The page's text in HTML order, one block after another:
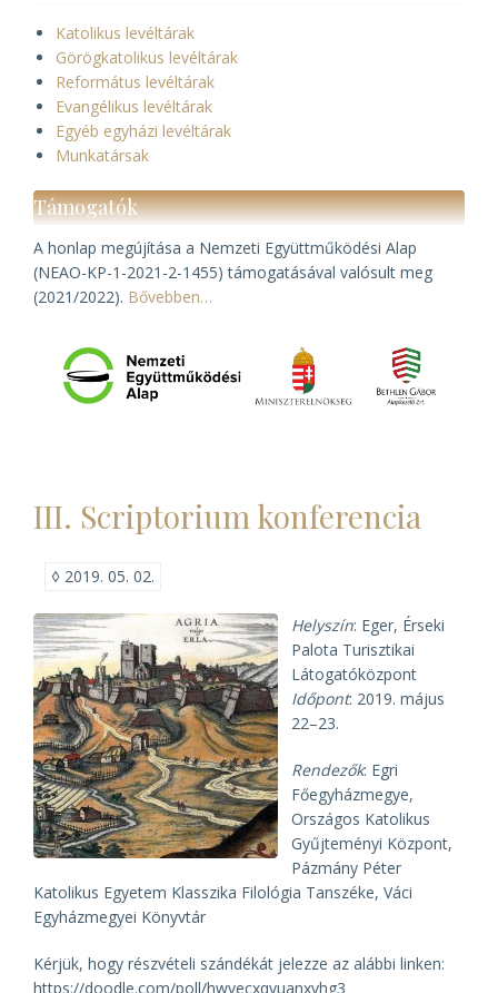
Katolikus levéltárak
Görögkatolikus levéltárak
Református levéltárak
Evangélikus levéltárak
Egyéb egyházi levéltárak
Munkatársak
Támogatók
A honlap megújítása a Nemzeti Együttműködési Alap
(NEAO-KP-1-2021-2-1455) támogatásával valósult meg
(2021/2022). Bővebben…
III. Scriptorium konferencia
◊ 2019. 05. 02.
Helyszín: Eger, Érseki
Palota Turisztikai
Látogatóközpont
Időpont: 2019. május
22–23.
Rendezők: Egri
Főegyházmegye,
Országos Katolikus
Gyűjteményi Központ,
Pázmány Péter
Katolikus Egyetem Klasszika Filológia Tanszéke, Váci
Egyházmegyei Könyvtár
Kérjük, hogy részvételi szándékát jelezze az alábbi linken:
https://doodle.com/poll/hwvecxqyuanxvhg3